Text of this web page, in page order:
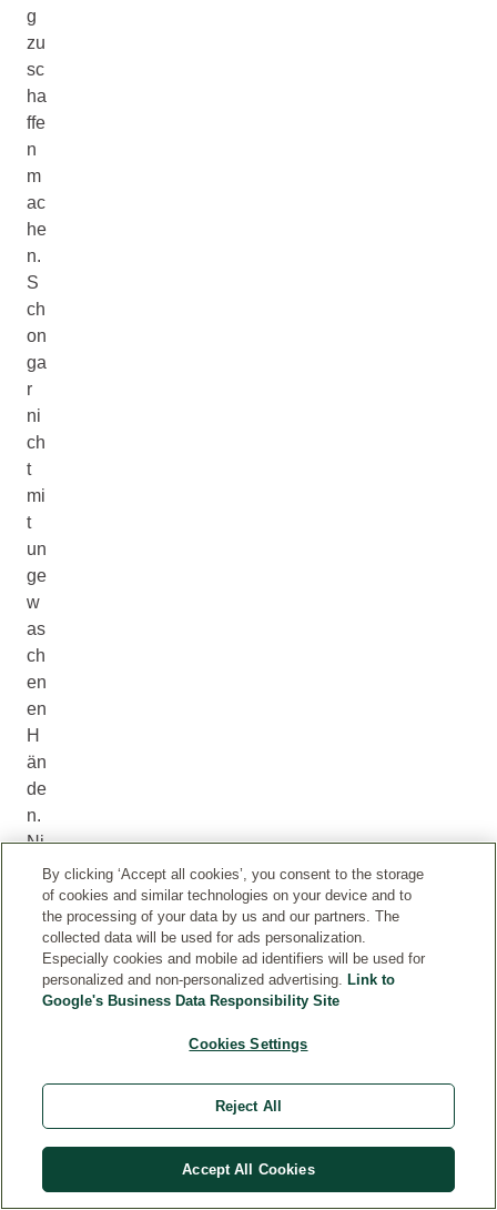
g
zu
sc
ha
ffe
n
m
ac
he
n.
S
ch
on
ga
r
ni
ch
t
mi
t
un
ge
w
as
ch
en
en
H
än
de
n.
Ni
ch
ch
ge
au
ed
ck
By clicking ‘Accept all cookies’, you consent to the storage
of cookies and similar technologies on your device and to
the processing of your data by us and our partners. The
collected data will be used for ads personalization.
Especially cookies and mobile ad identifiers will be used for
personalized and non-personalized advertising. Link to
Google's Business Data Responsibility Site
Cookies Settings
Reject All
Accept All Cookies